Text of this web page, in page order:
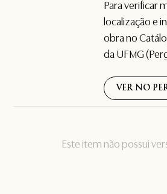
Este item não possui
Para verificar
localização e
obra no
da UFMG
VER NO